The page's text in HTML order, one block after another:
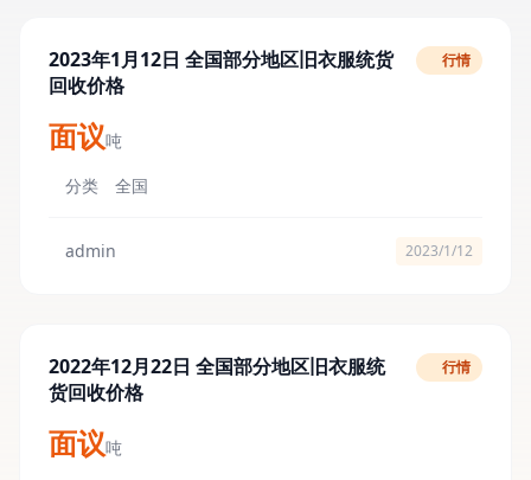
2023年1月12日 全国部分地区旧衣服统货
回收价格
行情
面议吨
分类
全国
admin 2023/1/12
2022年12月22日 全国部分地区旧衣服统
货回收价格
行情
面议吨